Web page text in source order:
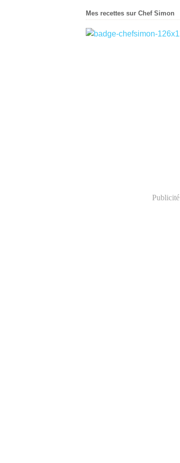
Mes recettes sur Chef Simon
Publicité